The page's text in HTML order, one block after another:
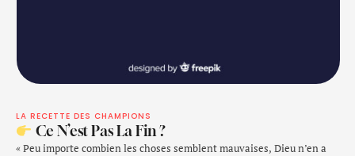
LA RECETTE DES CHAMPIONS
Ce N’est Pas La Fin ?
« Peu importe combien les choses semblent mauvaises, Dieu n’en a